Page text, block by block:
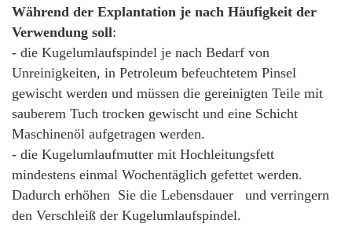
Während der Explantation je nach Häufigkeit der
Verwendung soll:
- die Kugelumlaufspindel je nach Bedarf von
Unreinigkeiten, in Petroleum befeuchtetem Pinsel
gewischt werden und müssen die gereinigten Teile mit
sauberem Tuch trocken gewischt und eine Schicht
Maschinenöl aufgetragen werden.
- die Kugelumlaufmutter mit Hochleitungsfett
mindestens einmal Wochentäglich gefettet werden.
Dadurch erhöhen Sie die Lebensdauer und verringern
den Verschleiß der Kugelumlaufspindel.